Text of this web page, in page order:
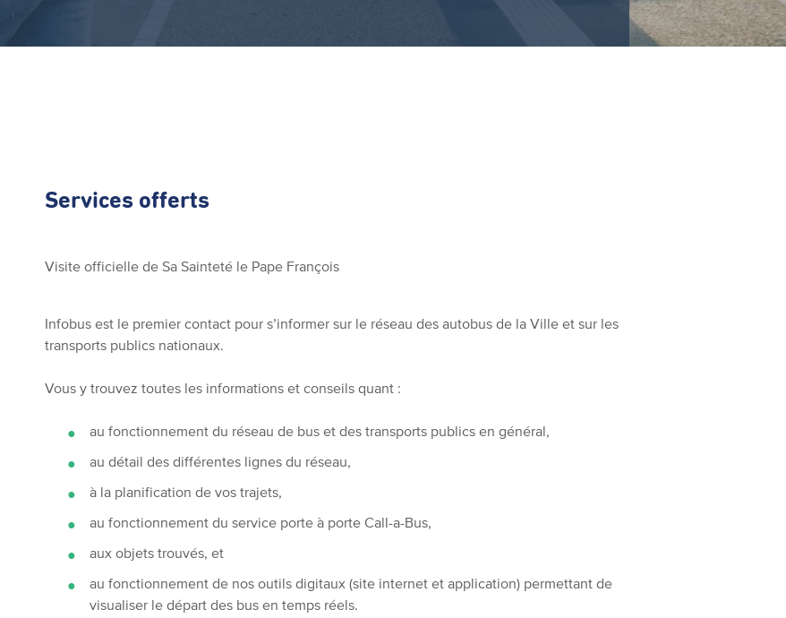
Services offerts
Visite officielle de Sa Sainteté le Pape François
Infobus est le premier contact pour s’informer sur le réseau des autobus de la Ville et sur les
transports publics nationaux.
Vous y trouvez toutes les informations et conseils quant :
au fonctionnement du réseau de bus et des transports publics en général,
au détail des différentes lignes du réseau,
à la planification de vos trajets,
au fonctionnement du service porte à porte Call-a-Bus,
aux objets trouvés, et
au fonctionnement de nos outils digitaux (site internet et application) permettant de
visualiser le départ des bus en temps réels.